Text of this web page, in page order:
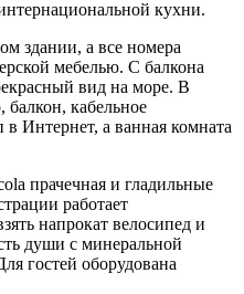
кухни.
здании, а все номера
мебелью. С балкона
вид на море. В
балкон, кабельное
Интернет, а ванная комната
прачечная и гладильные
работает
напрокат велосипед и
души с минеральной
гостей оборудована